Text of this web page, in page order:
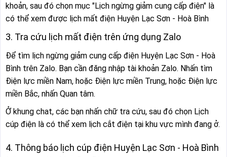
khoản, sau đó chọn mục "Lịch ngừng giảm cung cấp điện" là
có thể xem được lịch mất điện Huyện Lạc Sơn - Hoà Bình
3. Tra cứu lịch mất điện trên ứng dụng Zalo
Để tìm lịch ngừng giảm cung cấp điện Huyện Lạc Sơn - Hoà
Bình trên Zalo. Bạn cần đăng nhập tài khoản Zalo. Nhấn tìm
Điện lực miền Nam, hoặc Điện lực miền Trung, hoặc Điện lực
miền Bắc, nhấn Quan tâm.
Ở khung chat, các bạn nhấn chữ tra cứu, sau đó chọn Lịch
cúp điện là có thể xem lịch cắt điện tại khu vực mình đang ở.
4. Thông báo lịch cúp điện Huyện Lạc Sơn - Hoà Bình